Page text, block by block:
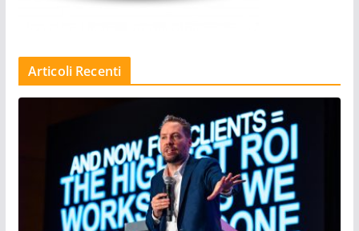
Articoli Recenti